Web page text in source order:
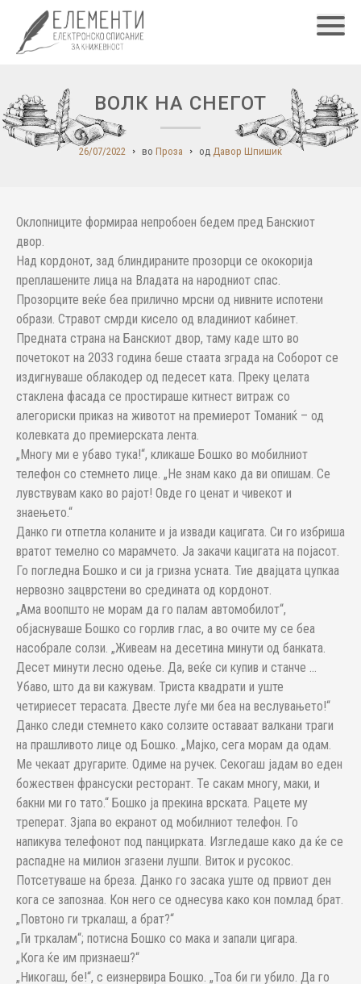
ВОЛК НА СНЕГОТ
26/07/2022 во Проза од Давор Шпишиќ
Оклопниците формираа непробоен бедем пред Банскиот
двор.
Над кордонот, зад блиндираните прозорци се ококорија
преплашените лица на Владата на народниот спас.
Прозорците веќе беа прилично мрсни од нивните испотени
образи. Стравот смрди кисело од владиниот кабинет.
Предната страна на Банскиот двор, таму каде што во
почетокот на 2033 година беше стаата зграда на Соборот се
издигнуваше облакодер од педесет ката. Преку целата
стаклена фасада се простираше китнест витраж со
алегориски приказ на животот на премиерот Томаниќ – од
колевката до премиерската лента.
„Многу ми е убаво тука!“, кликаше Бошко во мобилниот
телефон со стемнето лице. „Не знам како да ви опишам. Се
лувствувам како во рајот! Овде го ценат и чивекот и
знаењето.“
Данко ги отпетла коланите и ја извади кацигата. Си го избриша
вратот темелно со марамчето. Ја закачи кацигата на појасот.
Го погледна Бошко и си ја гризна усната. Тие двајцата цупкаа
нервозно зацврстени во средината од кордонот.
„Ама воопшто не морам да го палам автомобилот“,
објаснуваше Бошко со горлив глас, а во очите му се беа
насобрале солзи. „Живеам на десетина минути од банката.
Десет минути лесно одење. Да, веќе си купив и станче …
Убаво, што да ви кажувам. Триста квадрати и уште
четириесет терасата. Двесте луѓе ми беа на веслувањето!“
Данко следи стемнето како солзите оставаат валкани траги
на прашливото лице од Бошко. „Мајко, сега морам да одам.
Ме чекаат другарите. Одиме на ручек. Секогаш јадам во еден
божествен франсуски ресторант. Те сакам многу, маки, и
бакни ми го тато.“ Бошко ја прекина врската. Рацете му
треперат. Зјапа во екранот од мобилниот телефон. Го
напикува телефонот под панцирката. Изгледаше како да ќе се
распадне на милион згазени лушпи. Виток и русокос.
Потсетуваше на бреза. Данко го засака уште од првиот ден
кога се запознаа. Кон него се однесува како кон помлад брат.
„Повтоно ги тркалаш, а брат?“
„Ги тркалам“; потисна Бошко со мака и запали цигара.
„Кога ќе им признаеш?“
„Никогаш, бе!“, с еизнервира Бошко. „Тоа би ги убило. Да го